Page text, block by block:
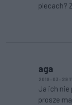
plecach?
aga
2019-03-29
Ja ich nie
prosze